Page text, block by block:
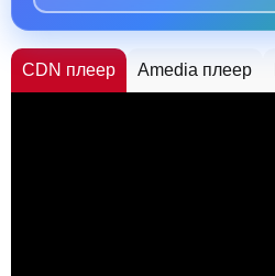
CDN плеер Amedia плеер